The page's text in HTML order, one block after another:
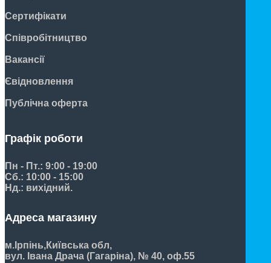
Сертифікати
Співробітництво
Вакансії
Євідновлення
Публічна оферта
Графік роботи
Пн - Пт.: 9:00 - 19:00
Сб.: 10:00 - 15:00
Нд.: вихідний.
Адреса магазину
м.Ірпінь,Київська обл,
вул. Івана Драча (Гагаріна), № 40, оф.55